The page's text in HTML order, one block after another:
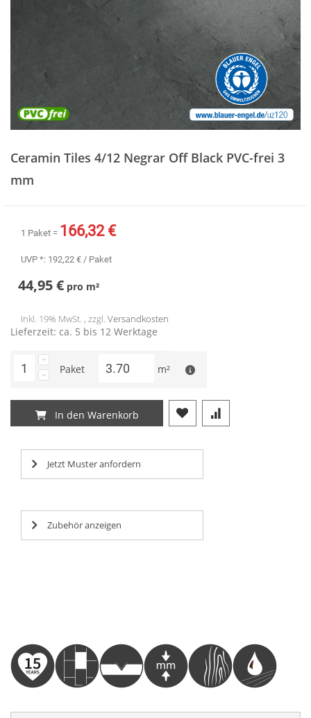
der
Bildergalerie
springen
Ceramin Tiles 4/12 Negrar Off Black PVC-frei 3
mm
1 Paket = 166,32 €
UVP *: 192,22 € / Paket
44,95 € pro m²
Inkl. 19% MwSt. , zzgl. Versandkosten
Lieferzeit: ca. 5 bis 12 Werktage
Paket m²
In den Warenkorb
Jetzt Muster anfordern
Zubehör anzeigen
exercitation ullamco laboris nisi ut aliquip ex ea
commodo consequat.
exercitation ullamco laboris nisi ut aliquip ex ea
commodo consequat.
exercitation ullamco laboris nisi ut aliquip ex ea
commodo consequat.